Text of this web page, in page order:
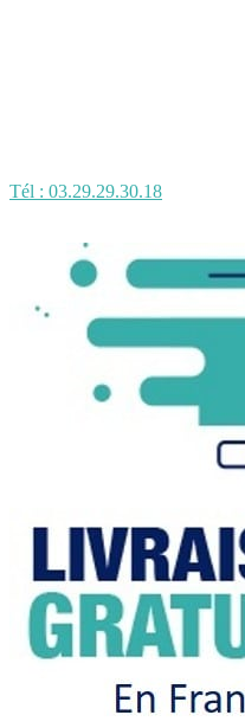
Tél : 03.29.29.30.18